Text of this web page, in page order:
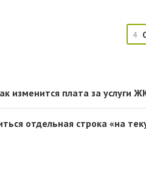
4
изменится плата за услуги
отдельная строка «на